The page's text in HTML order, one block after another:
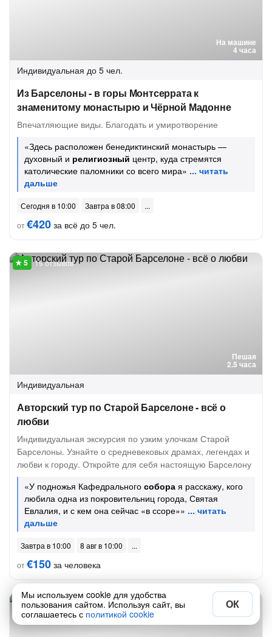
На машине
4 часа
Индивидуальная до 5 чел.
Из Барселоны - в горы Монтсеррата к
знаменитому монастырю и Чёрной Мадонне
Впечатляющие виды. Благодать и умиротворение
«Здесь расположен бенедиктинский монастырь —
духовный и религиозный центр, куда стремятся
католические паломники со всего мира»
Сегодня в 10:00
Завтра в 08:00
от€420 за всё до 5 чел.
Пешая
2.5 часа
19 отзывов
Индивидуальная
Авторский тур по Старой Барселоне - всё о
любви
Индивидуальная экскурсия по узким улочкам Старой
Барселоны. Узнайте о средневековых драмах, легендах и
любви к городу. Откройте для себя настоящую Барселону
«У подножья Кафедрального собора я расскажу, кого
любила одна из покровительниц города, Святая
Евлалия, и с кем она сейчас «в ссоре»»
Завтра в 10:00
8 авг в 10:00
от€150 за человека
48 отзывов
Мы используем cookie для удобства
пользования сайтом. Используя сайт, вы
соглашаетесь с политикой cookie
ОК